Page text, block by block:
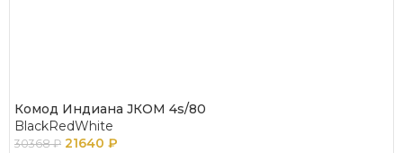
Комод Индиана JКОМ 4s/80
BlackRedWhite
30368₽ 21640 ₽